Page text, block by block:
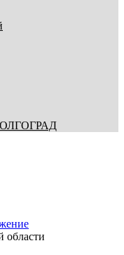
области